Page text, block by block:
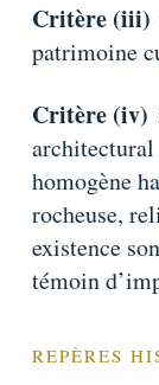
Critère (iii)
patrimoine
Critère (iv)
architectural
homogène
rocheuse,
existence
témoin
REPÈRES